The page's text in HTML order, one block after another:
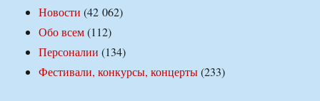
Новости (42 062)
Обо всем(112)
Персоналии (134)
Фестивали, конкурсы, концерты(233)